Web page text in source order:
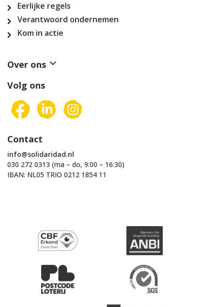
Eerlijke regels
Verantwoord ondernemen
Kom in actie
Over ons
Volg ons
Contact
info@solidaridad.nl
030 272 0313 (ma – do, 9:00 – 16:30)
IBAN: NL05 TRIO 0212 1854 11